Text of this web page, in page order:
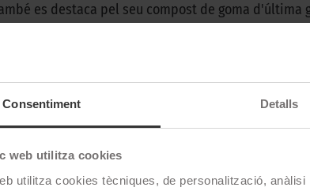
Consentiment Detalls
web utilitza cookies
utilitza cookies tècniques, de personalització,
es destaca pel seu compost de goma d'última
innovadora aporta al pneumàtic una major
fiable en tot moment. Ja sigui en entorns
qualsevol repte. Amb el Michelin Primacy 4+,
amb un dels pneumàtics més avançats i